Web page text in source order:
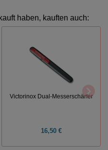
haben, kauften auch:
Victorinox Dual-Messerschärfer
16,50 €